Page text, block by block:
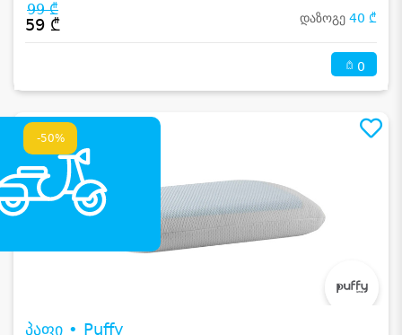
99 ₾
59 ₾ დაზოგე 40 ₾
0
-50%
პაფი • Puffy